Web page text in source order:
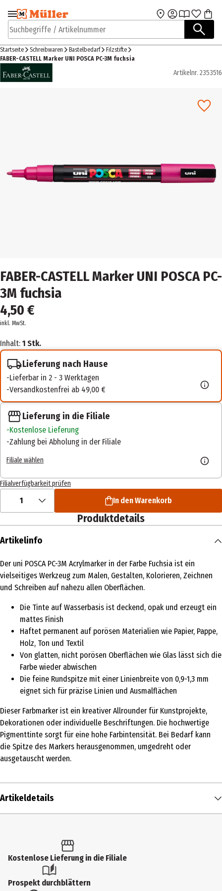
Zur Navigation
springen
Zum Hauptinhalt
Suchbegriffe / Artikelnummer
Startseite Schreibwaren Bastelbedarf
Filzstifte
FABER-CASTELL Marker UNI POSCA PC-3M fuchsia
Artikelnr. 2353516
FABER-CASTELL Marker UNI POSCA PC-
3M fuchsia
4,50 €
inkl. MwSt.
Inhalt: 1 Stk.
Lieferung nach Hause
Lieferbar in 2 - 3 Werktagen
Versandkostenfrei ab 49,00 €
Lieferung in die Filiale
Kostenlose Lieferung
Zahlung bei Abholung in der Filiale
Filiale wählen
Filialverfügbarkeit prüfen
1 In den Warenkorb
Produktdetails
Artikelinfo
Der uni POSCA PC-3M Acrylmarker in der Farbe Fuchsia ist ein
vielseitiges Werkzeug zum Malen, Gestalten, Kolorieren, Zeichnen
und Schreiben auf nahezu allen Oberflächen.
Die Tinte auf Wasserbasis ist deckend, opak und erzeugt ein
mattes Finish
Haftet permanent auf porösen Materialien wie Papier, Pappe,
Holz, Ton und Textil
Von glatten, nicht porösen Oberflächen wie Glas lässt sich die
Farbe wieder abwischen
Die feine Rundspitze mit einer Linienbreite von 0,9-1,3 mm
eignet sich für präzise Linien und Ausmalflächen
Dieser Farbmarker ist ein kreativer Allrounder für Kunstprojekte,
Dekorationen oder individuelle Beschriftungen. Die hochwertige
Pigmenttinte sorgt für eine hohe Farbintensität. Bei Bedarf kann
die Spitze des Markers herausgenommen, umgedreht oder
ausgetauscht werden.
Artikeldetails
Produkttyp
Kostenlose Lieferung in die Filiale
Prospekt durchblättern